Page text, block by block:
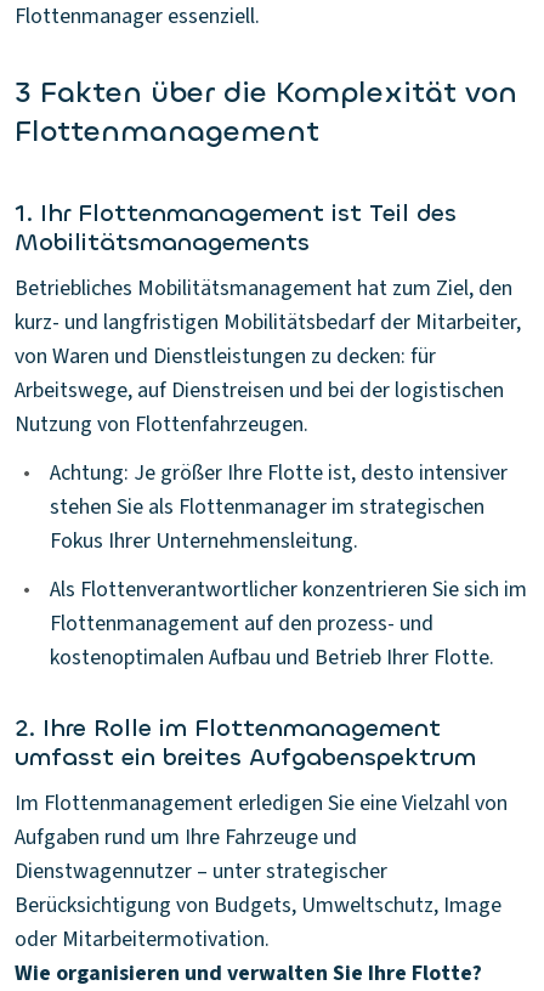
Flottenmanager essenziell.
3 Fakten über die Komplexität von
Flottenmanagement
1. Ihr Flottenmanagement ist Teil des
Mobilitätsmanagements
Betriebliches Mobilitätsmanagement hat zum Ziel, den
kurz- und langfristigen Mobilitätsbedarf der Mitarbeiter,
von Waren und Dienstleistungen zu decken: für
Arbeitswege, auf Dienstreisen und bei der logistischen
Nutzung von Flottenfahrzeugen.
•
Achtung: Je größer Ihre Flotte ist, desto intensiver
stehen Sie als Flottenmanager im strategischen
Fokus Ihrer Unternehmensleitung.
•
Als Flottenverantwortlicher konzentrieren Sie sich im
Flottenmanagement auf den prozess- und
kostenoptimalen Aufbau und Betrieb Ihrer Flotte.
2. Ihre Rolle im Flottenmanagement
umfasst ein breites Aufgabenspektrum
Im Flottenmanagement erledigen Sie eine Vielzahl von
Aufgaben rund um Ihre Fahrzeuge und
Dienstwagennutzer – unter strategischer
Berücksichtigung von Budgets, Umweltschutz, Image
Wie organisieren und verwalten Sie Ihre Flotte?